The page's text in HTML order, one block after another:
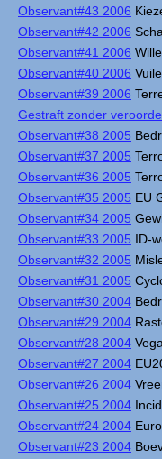
Observant#43 2006
Observant#42 2006
Observant#41 2006
Observant#40 2006
Observant#39 2006
Gestraft zonder
Observant#38 2005
Observant#37 2005
Observant#36 2005
Observant#35 2005 EU
Observant#34 2005
Observant#33 2005 ID-
Observant#32 2005
Observant#31 2005
Observant#30 2004
Observant#29 2004
Observant#28 2004
Observant#27 2004
Observant#26 2004
Observant#25 2004
Observant#24 2004
Observant#23 2004